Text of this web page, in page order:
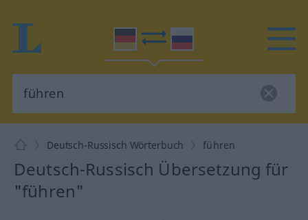
Deutsch-Russisch Wörterbuch führen
Deutsch-Russisch Übersetzung für
"führen"